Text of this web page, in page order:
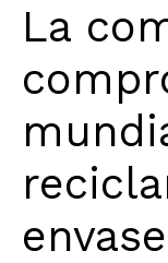
La